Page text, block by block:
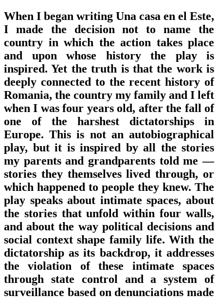
When I began writing Una casa en el Este,
I made the decision not to name the
country in which the action takes place
and upon whose history the play is
inspired. Yet the truth is that the work is
deeply connected to the recent history of
Romania, the country my family and I left
when I was four years old, after the fall of
one of the harshest dictatorships in
Europe. This is not an autobiographical
play, but it is inspired by all the stories
my parents and grandparents told me —
stories they themselves lived through, or
which happened to people they knew. The
play speaks about intimate spaces, about
the stories that unfold within four walls,
and about the way political decisions and
social context shape family life. With the
dictatorship as its backdrop, it addresses
the violation of these intimate spaces
through state control and a system of
surveillance based on denunciations made